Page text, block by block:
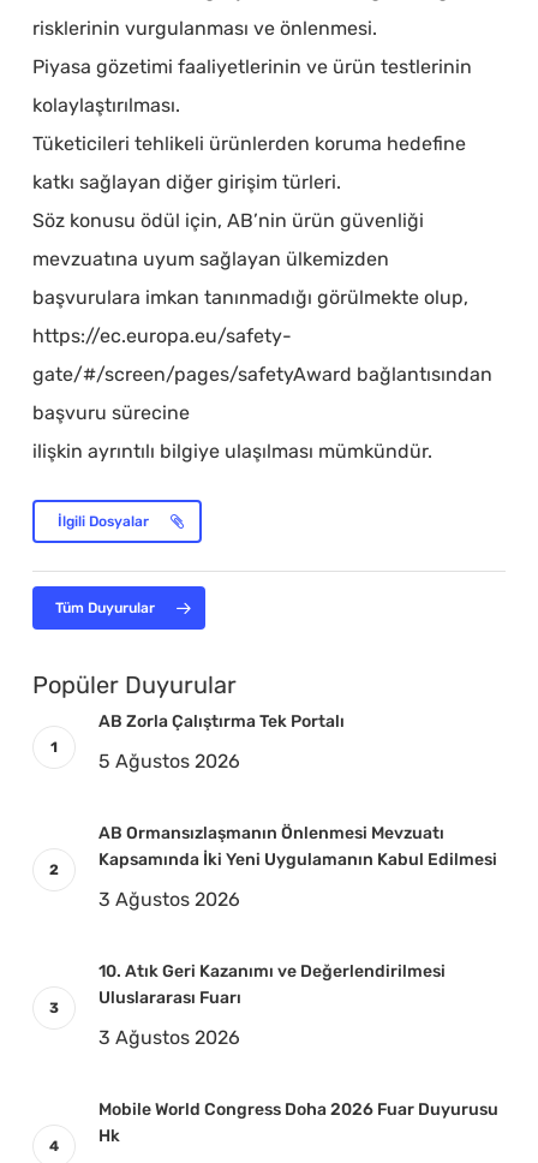
risklerinin vurgulanması ve önlenmesi.
Piyasa gözetimi faaliyetlerinin ve ürün testlerinin
kolaylaştırılması.
Tüketicileri tehlikeli ürünlerden koruma hedefine
katkı sağlayan diğer girişim türleri.
Söz konusu ödül için, AB’nin ürün güvenliği
mevzuatına uyum sağlayan ülkemizden
başvurulara imkan tanınmadığı görülmekte olup,
https://ec.europa.eu/safety-
gate/#/screen/pages/safetyAward bağlantısından
başvuru sürecine
ilişkin ayrıntılı bilgiye ulaşılması mümkündür.
İlgili Dosyalar
Tüm Duyurular
Popüler Duyurular
AB Zorla Çalıştırma Tek Portalı
5 Ağustos 2026
AB Ormansızlaşmanın Önlenmesi Mevzuatı
Kapsamında İki Yeni Uygulamanın Kabul Edilmesi
3 Ağustos 2026
10. Atık Geri Kazanımı ve Değerlendirilmesi
Uluslararası Fuarı
3 Ağustos 2026
Mobile World Congress Doha 2026 Fuar Duyurusu
Hk